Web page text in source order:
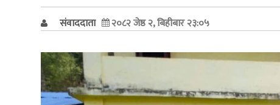
संवाददाता २०८२ जेष्ठ २, बिहीबार २३:०५